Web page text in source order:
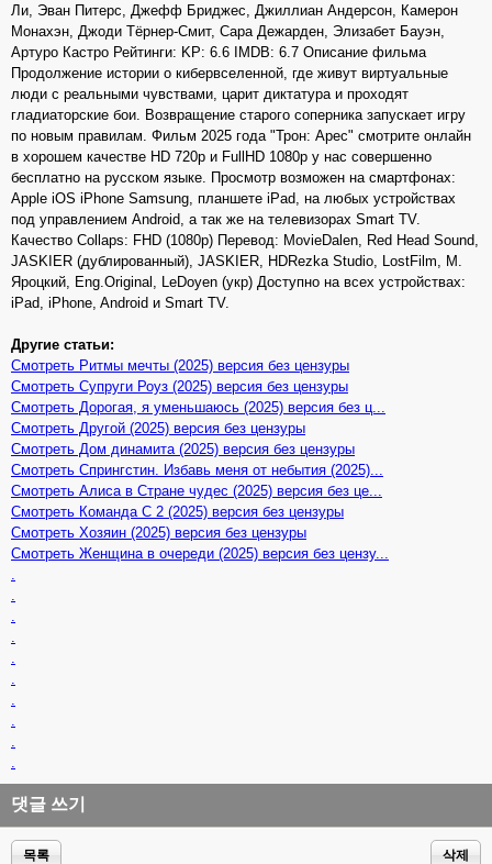
Ли, Эван Питерс, Джефф Бриджес, Джиллиан Андерсон, Камерон
Монахэн, Джоди Тёрнер-Смит, Сара Дежарден, Элизабет Бауэн,
Артуро Кастро Рейтинги: KP: 6.6 IMDB: 6.7 Описание фильма
Продолжение истории о кибервселенной, где живут виртуальные
люди с реальными чувствами, царит диктатура и проходят
гладиаторские бои. Возвращение старого соперника запускает игру
по новым правилам. Фильм 2025 года "Трон: Арес" смотрите онлайн
в хорошем качестве HD 720p и FullHD 1080p у нас совершенно
бесплатно на русском языке. Просмотр возможен на смартфонах:
Apple iOS iPhone Samsung, планшете iPad, на любых устройствах
под управлением Android, а так же на телевизорах Smart TV.
Качество Collaps: FHD (1080p) Перевод: MovieDalen, Red Head Sound,
JASKIER (дублированный), JASKIER, HDRezka Studio, LostFilm, М.
Яроцкий, Eng.Original, LeDoyen (укр) Доступно на всех устройствах:
iPad, iPhone, Android и Smart TV.
Другие статьи:
Смотреть Ритмы мечты (2025) версия без цензуры
Смотреть Супруги Роуз (2025) версия без цензуры
Смотреть Дорогая, я уменьшаюсь (2025) версия без ц...
Смотреть Другой (2025) версия без цензуры
Смотреть Дом динамита (2025) версия без цензуры
Смотреть Спрингстин. Избавь меня от небытия (2025)...
Смотреть Алиса в Стране чудес (2025) версия без це...
Смотреть Команда С 2 (2025) версия без цензуры
Смотреть Хозяин (2025) версия без цензуры
Смотреть Женщина в очереди (2025) версия без цензу...
.
.
.
.
.
.
.
.
.
.
댓글 쓰기
목록 삭제